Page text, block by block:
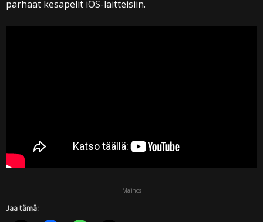
parhaat kesäpelit iOS-laitteisiin.
Mainos
Jaa tämä: